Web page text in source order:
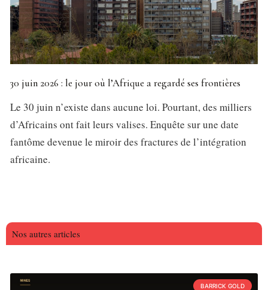
30 juin 2026 : le jour où l’Afrique a regardé ses frontières
Le 30 juin n’existe dans aucune loi. Pourtant, des milliers
d’Africains ont fait leurs valises. Enquête sur une date
fantôme devenue le miroir des fractures de l’intégration
africaine.
Nos autres articles
BARRICK GOLD